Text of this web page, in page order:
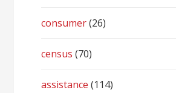
consumer(26)
census (70)
assistance (114)